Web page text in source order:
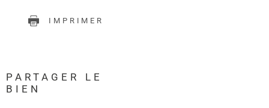
IMPRIMER
PARTAGER LE
BIEN